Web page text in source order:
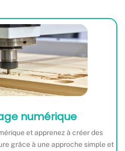
numérique
et apprenez à créer des
grâce à une approche simple et